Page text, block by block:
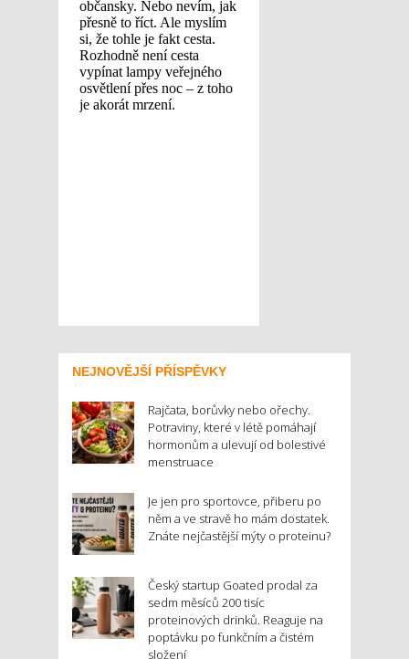
NEJNOVĚJŠÍ PŘÍSPĚVKY
Rajčata, borůvky nebo ořechy.
Potraviny, které v létě pomáhají
hormonům a ulevují od bolestivé
menstruace
Je jen pro sportovce, přiberu po
něm a ve stravě ho mám dostatek.
Znáte nejčastější mýty o proteinu?
Český startup Goated prodal za
sedm měsíců 200 tisíc
proteinových drinků. Reaguje na
poptávku po funkčním a čistém
složení